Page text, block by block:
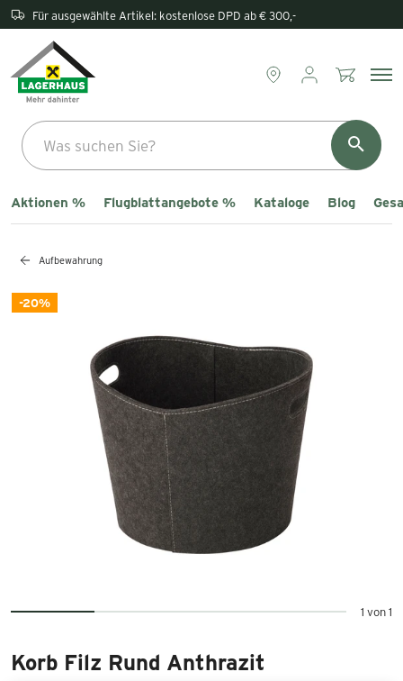
Rückgabe direkt im Lagerhaus
Aktionen % Flugblattangebote % Kataloge Blog
Aufbewahrung
-20%
1 von 1
Korb Filz Rund Anthrazit